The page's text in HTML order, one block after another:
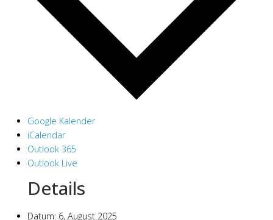
Google Kalender
iCalendar
Outlook 365
Outlook Live
Details
Datum: 6, August 2025